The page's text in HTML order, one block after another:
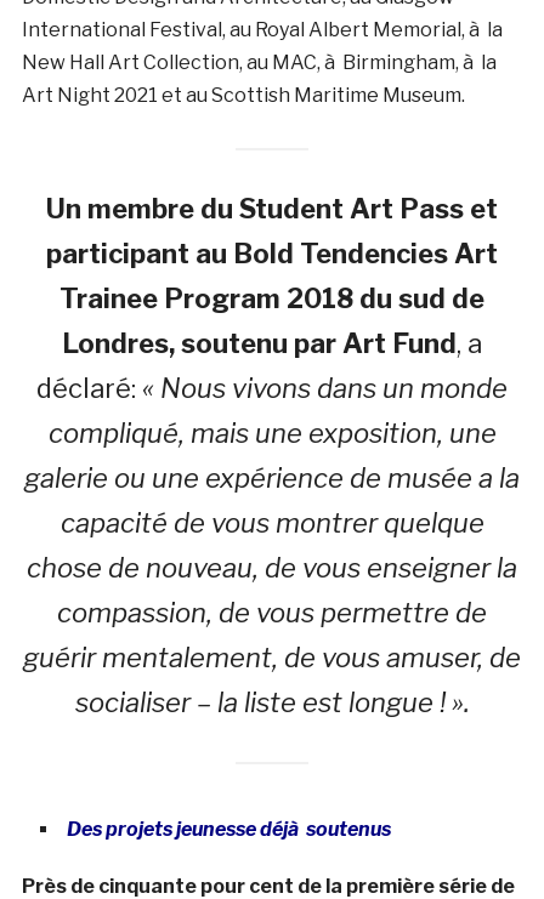
International Festival, au Royal Albert Memorial, à la
New Hall Art Collection, au MAC, à Birmingham, à la
Art Night 2021 et au Scottish Maritime Museum.
Un membre du Student Art Pass et
participant au Bold Tendencies Art
Trainee Program 2018 du sud de
Londres, soutenu par Art Fund, a
déclaré: « Nous vivons dans un monde
compliqué, mais une exposition, une
galerie ou une expérience de musée a la
capacité de vous montrer quelque
chose de nouveau, de vous enseigner la
compassion, de vous permettre de
guérir mentalement, de vous amuser, de
socialiser – la liste est longue ! ».
Des projets jeunesse déjà soutenus
Près de cinquante pour cent de la première série de